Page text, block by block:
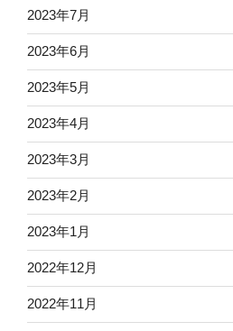
2023年7月
2023年6月
2023年5月
2023年4月
2023年3月
2023年2月
2023年1月
2022年12月
2022年11月